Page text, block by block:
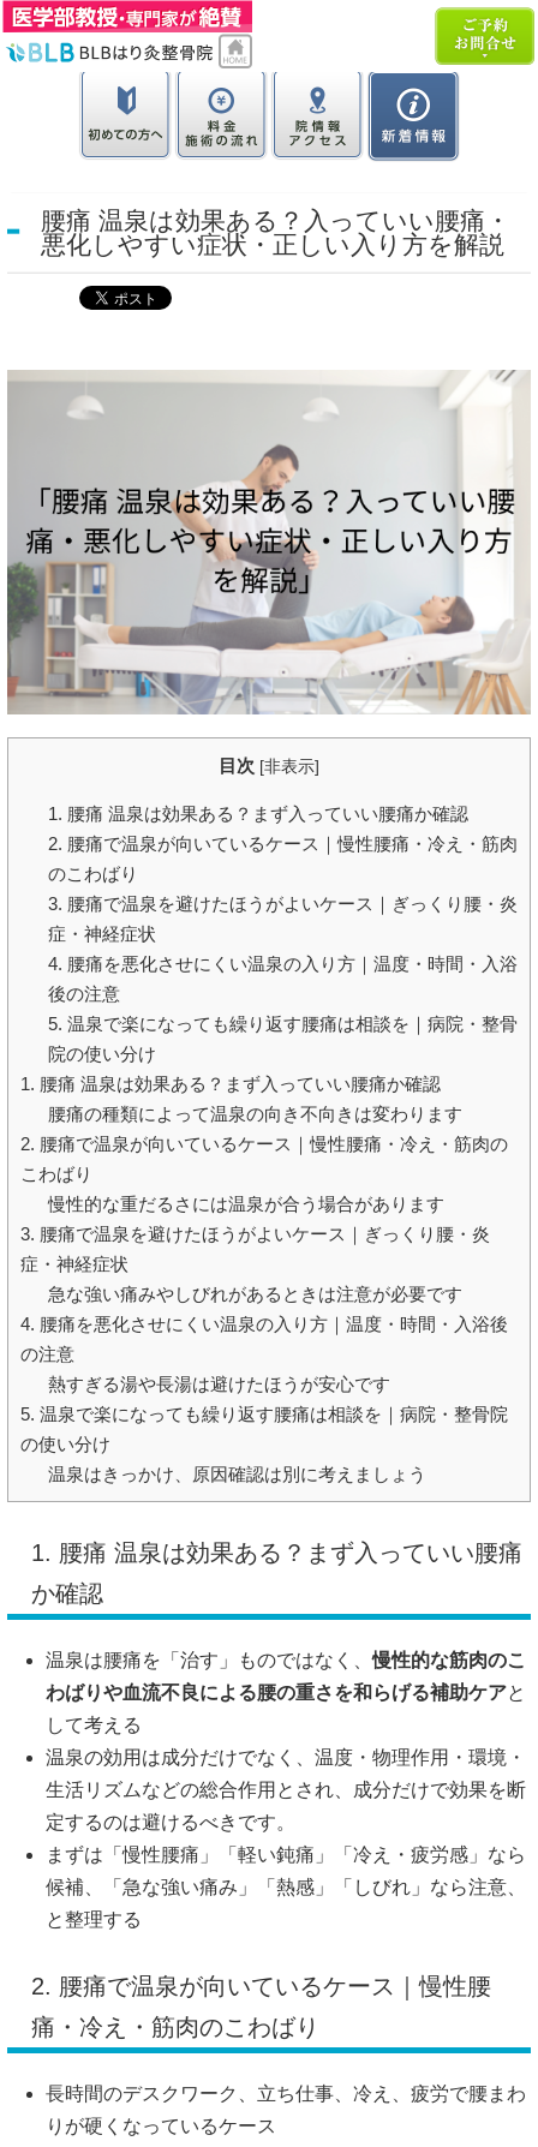
腰痛 温泉は効果ある？入っていい腰痛・
悪化しやすい症状・正しい入り方を解説
目次 [非表示]
1. 腰痛 温泉は効果ある？まず入っていい腰痛か確認
2. 腰痛で温泉が向いているケース｜慢性腰痛・冷え・筋肉
のこわばり
3. 腰痛で温泉を避けたほうがよいケース｜ぎっくり腰・炎
症・神経症状
4. 腰痛を悪化させにくい温泉の入り方｜温度・時間・入浴
後の注意
5. 温泉で楽になっても繰り返す腰痛は相談を｜病院・整骨
院の使い分け
1. 腰痛 温泉は効果ある？まず入っていい腰痛か確認
腰痛の種類によって温泉の向き不向きは変わります
2. 腰痛で温泉が向いているケース｜慢性腰痛・冷え・筋肉の
こわばり
慢性的な重だるさには温泉が合う場合があります
3. 腰痛で温泉を避けたほうがよいケース｜ぎっくり腰・炎
症・神経症状
急な強い痛みやしびれがあるときは注意が必要です
4. 腰痛を悪化させにくい温泉の入り方｜温度・時間・入浴後
の注意
熱すぎる湯や長湯は避けたほうが安心です
5. 温泉で楽になっても繰り返す腰痛は相談を｜病院・整骨院
の使い分け
温泉はきっかけ、原因確認は別に考えましょう
1. 腰痛 温泉は効果ある？まず入っていい腰痛
か確認
温泉は腰痛を「治す」ものではなく、慢性的な筋肉のこ
わばりや血流不良による腰の重さを和らげる補助ケアと
して考える
温泉の効用は成分だけでなく、温度・物理作用・環境・
生活リズムなどの総合作用とされ、成分だけで効果を断
定するのは避けるべきです。
まずは「慢性腰痛」「軽い鈍痛」「冷え・疲労感」なら
候補、「急な強い痛み」「熱感」「しびれ」なら注意、
と整理する
2. 腰痛で温泉が向いているケース｜慢性腰
痛・冷え・筋肉のこわばり
長時間のデスクワーク、立ち仕事、冷え、疲労で腰まわ
りが硬くなっているケース